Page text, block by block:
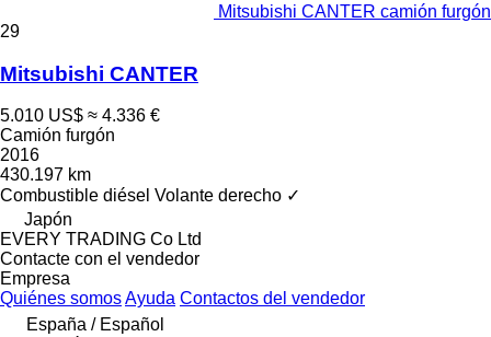
Mitsubishi CANTER camión furgón
29
Mitsubishi CANTER
5.010 US$ ≈ 4.336 €
Camión furgón
2016
430.197 km
Combustible diésel Volante derecho ✓
Japón
EVERY TRADING Co Ltd
Contacte con el vendedor
Empresa
Quiénes somosAyuda Contactos del vendedor
España / Español